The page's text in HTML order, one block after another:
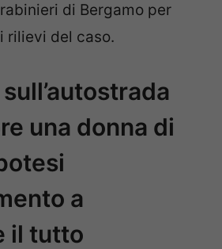
di Bergamo per
rilievi del caso.
una donna di
a
il tutto